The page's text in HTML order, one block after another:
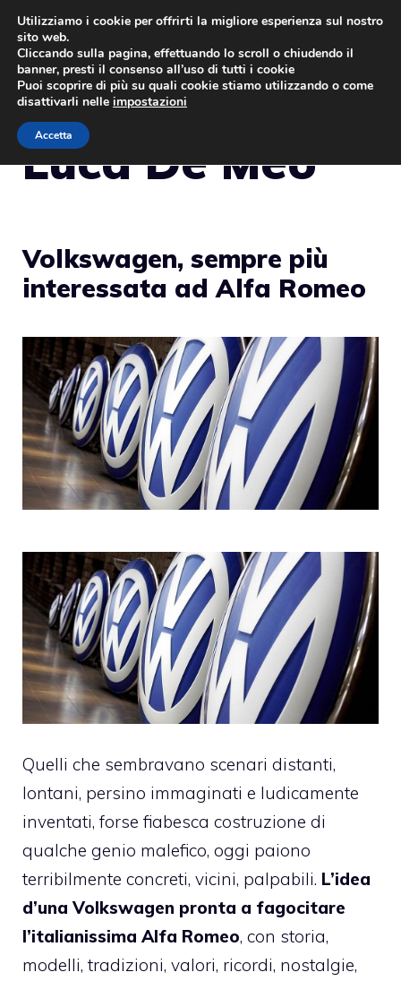
Vai
contenuto
Luca De Meo
Volkswagen, sempre più
interessata ad Alfa Romeo
Quelli che sembravano scenari distanti,
lontani, persino immaginati e ludicamente
inventati, forse fiabesca costruzione di
qualche genio malefico, oggi paiono
terribilmente concreti, vicini, palpabili. L’idea
d’una Volkswagen pronta a fagocitare
l’italianissima Alfa Romeo, con storia,
modelli, tradizioni, valori, ricordi, nostalgie,
Utilizziamo i cookie per offrirti la migliore esperienza sul nostro
sito web.
Cliccando sulla pagina, effettuando lo scroll o chiudendo il
banner, presti il consenso all’uso di tutti i cookie
Puoi scoprire di più su quali cookie stiamo utilizzando o come
disattivarli nelle impostazioni
Accetta